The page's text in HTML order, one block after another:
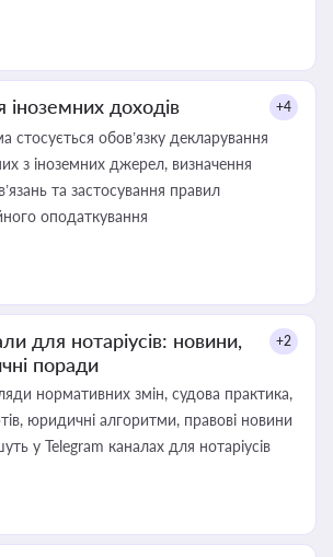
іноземних доходів +4
стосується обов’язку декларування
з іноземних джерел, визначення
та застосування правил
оподаткування
для нотаріусів: новини,
поради
+2
нормативних змін, судова практика,
юридичні алгоритми, правові новини
у Telegram каналах для нотаріусів